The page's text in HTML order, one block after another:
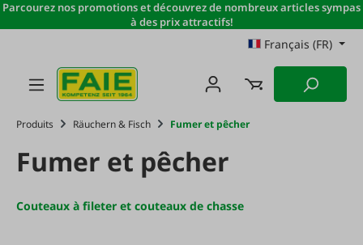
Passer au contenu principal
Parcourez nos promotions et découvrez de nombreux articles sympas
à des prix attractifs!
Français (FR)
Produits Räuchern & Fisch Fumer et pêcher
Fumer et pêcher
Couteaux à fileter et couteaux de chasse